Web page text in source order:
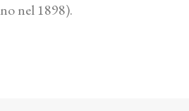
nel 1898).